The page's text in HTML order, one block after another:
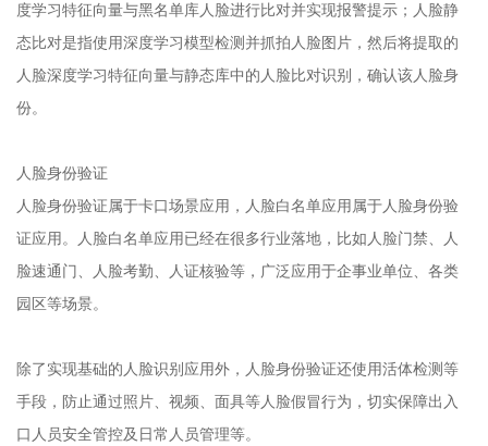
度学习特征向量与黑名单库人脸进行比对并实现报警提示；人脸静
态比对是指使用深度学习模型检测并抓拍人脸图片，然后将提取的
人脸深度学习特征向量与静态库中的人脸比对识别，确认该人脸身
份。
人脸身份验证
人脸身份验证属于卡口场景应用，人脸白名单应用属于人脸身份验
证应用。人脸白名单应用已经在很多行业落地，比如人脸门禁、人
脸速通门、人脸考勤、人证核验等，广泛应用于企事业单位、各类
园区等场景。
除了实现基础的人脸识别应用外，人脸身份验证还使用活体检测等
手段，防止通过照片、视频、面具等人脸假冒行为，切实保障出入
口人员安全管控及日常人员管理等。